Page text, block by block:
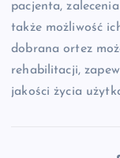
pacjenta,
także możliwość
dobrana ortez
rehabilitacji,
jakości życia